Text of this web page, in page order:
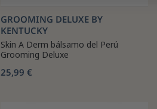
GROOMING DELUXE BY
KENTUCKY
Skin A Derm bálsamo del Perú
Grooming Deluxe
25,99 €